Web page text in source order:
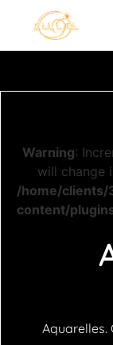
Warning:
will change
/home/
content/
Aquarelles.